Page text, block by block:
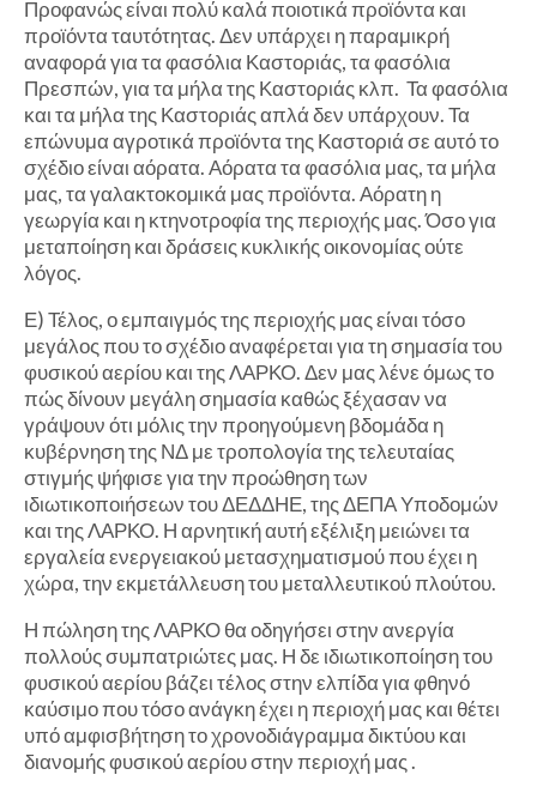
Προφανώς είναι πολύ καλά ποιοτικά προϊόντα και
προϊόντα ταυτότητας. Δεν υπάρχει η παραμικρή
αναφορά για τα φασόλια Καστοριάς, τα φασόλια
Πρεσπών, για τα μήλα της Καστοριάς κλπ. Τα φασόλια
και τα μήλα της Καστοριάς απλά δεν υπάρχουν. Τα
επώνυμα αγροτικά προϊόντα της Καστοριά σε αυτό το
σχέδιο είναι αόρατα. Αόρατα τα φασόλια μας, τα μήλα
μας, τα γαλακτοκομικά μας προϊόντα. Αόρατη η
γεωργία και η κτηνοτροφία της περιοχής μας. Όσο για
μεταποίηση και δράσεις κυκλικής οικονομίας ούτε
λόγος.
Ε) Τέλος, ο εμπαιγμός της περιοχής μας είναι τόσο
μεγάλος που το σχέδιο αναφέρεται για τη σημασία του
φυσικού αερίου και της ΛΑΡΚΟ. Δεν μας λένε όμως το
πώς δίνουν μεγάλη σημασία καθώς ξέχασαν να
γράψουν ότι μόλις την προηγούμενη βδομάδα η
κυβέρνηση της ΝΔ με τροπολογία της τελευταίας
στιγμής ψήφισε για την προώθηση των
ιδιωτικοποιήσεων του ΔΕΔΔΗΕ, της ΔΕΠΑ Υποδομών
και της ΛΑΡΚΟ. Η αρνητική αυτή εξέλιξη μειώνει τα
εργαλεία ενεργειακού μετασχηματισμού που έχει η
χώρα, την εκμετάλλευση του μεταλλευτικού πλούτου.
Η πώληση της ΛΑΡΚΟ θα οδηγήσει στην ανεργία
πολλούς συμπατριώτες μας. Η δε ιδιωτικοποίηση του
φυσικού αερίου βάζει τέλος στην ελπίδα για φθηνό
καύσιμο που τόσο ανάγκη έχει η περιοχή μας και θέτει
υπό αμφισβήτηση το χρονοδιάγραμμα δικτύου και
διανομής φυσικού αερίου στην περιοχή μας .